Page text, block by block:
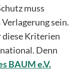
muss
sein.
diese Kriterien
Denn
BAUM e.V.